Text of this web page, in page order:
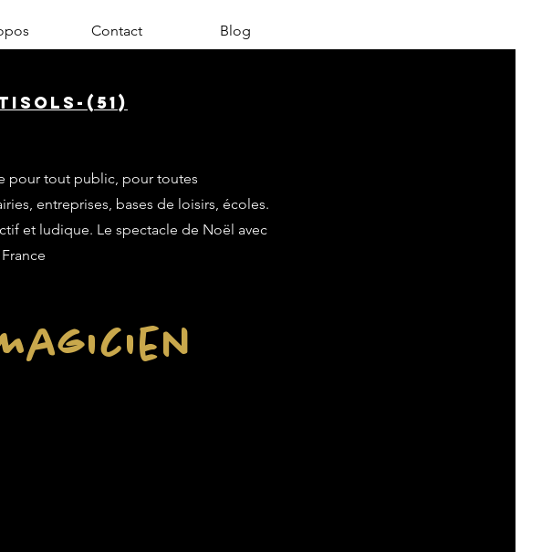
Contact Blog
(51)
pour tout public, pour toutes
entreprises, bases de loisirs, écoles.
et ludique. Le spectacle de Noël avec